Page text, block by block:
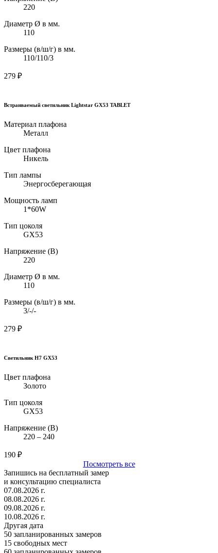
220
Диаметр Ø в мм.
110
Размеры (в/ш/г) в мм.
110/110/3
279 ₽
Встраиваемый светильник Lightstar GX53 TABLET
Материал плафона
Металл
Цвет плафона
Никель
Тип лампы
Энергосберегающая
Мощность ламп
1*60W
Тип цоколя
GX53
Напряжение (В)
220
Диаметр Ø в мм.
110
Размеры (в/ш/г) в мм.
3/-/-
279 ₽
Светильник H7 GX53
Цвет плафона
Золото
Тип цоколя
GX53
Напряжение (В)
220 – 240
190 ₽
Посмотреть все
Запишись на бесплатный замер
и консультацию специалиста
07.08.2026 г.
08.08.2026 г.
09.08.2026 г.
10.08.2026 г.
Другая дата
50 запланированных замеров
15 свободных мест